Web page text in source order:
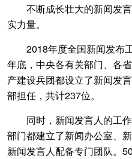
不断成长壮大的新闻发言
实力量。
2018年度全国新闻发布
年底，中央各有关部门、各
产建设兵团都设立了新闻发
部担任，共计237位。
同时，新闻发言人的工作
部门都建立了新闻办公室、
新闻发言人配备专门团队。